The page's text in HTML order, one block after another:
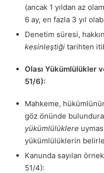
(ancak 1 yıldan az
6 ay, en fazla 3 yıl
Denetim süresi,
kesinleştiği tarihten
Olası Yükümlülükler
51/6):
Mahkeme,
göz önünde
yükümlülüklere
yükümlülüklerin
Kanunda sayılan
51/4):